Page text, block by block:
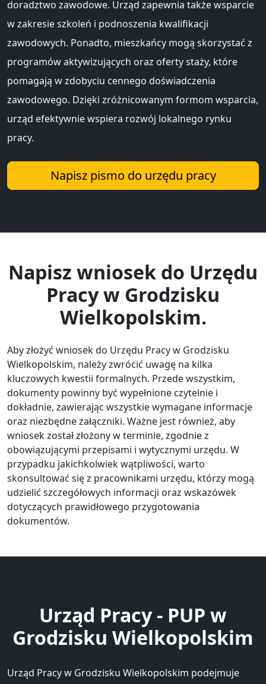
doradztwo zawodowe. Urząd zapewnia także wsparcie
w zakresie szkoleń i podnoszenia kwalifikacji
zawodowych. Ponadto, mieszkańcy mogą skorzystać z
programów aktywizujących oraz oferty staży, które
pomagają w zdobyciu cennego doświadczenia
zawodowego. Dzięki zróżnicowanym formom wsparcia,
urząd efektywnie wspiera rozwój lokalnego rynku
pracy.
Napisz pismo do urzędu pracy
Napisz wniosek do Urzędu
Pracy w Grodzisku
Wielkopolskim.
Aby złożyć wniosek do Urzędu Pracy w Grodzisku
Wielkopolskim, należy zwrócić uwagę na kilka
kluczowych kwestii formalnych. Przede wszystkim,
dokumenty powinny być wypełnione czytelnie i
dokładnie, zawierając wszystkie wymagane informacje
oraz niezbędne załączniki. Ważne jest również, aby
wniosek został złożony w terminie, zgodnie z
obowiązującymi przepisami i wytycznymi urzędu. W
przypadku jakichkolwiek wątpliwości, warto
skonsultować się z pracownikami urzędu, którzy mogą
udzielić szczegółowych informacji oraz wskazówek
dotyczących prawidłowego przygotowania
dokumentów.
Urząd Pracy - PUP w
Grodzisku Wielkopolskim
Urząd Pracy w Grodzisku Wielkopolskim podejmuje